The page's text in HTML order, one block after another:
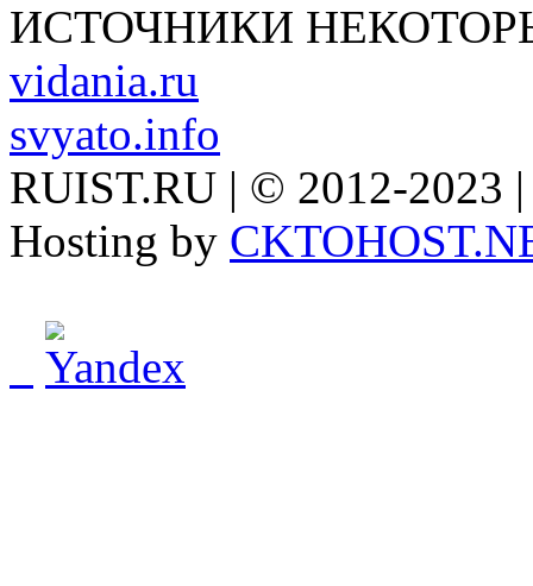
ИСТОЧНИКИ
vidania.ru
svyato.info
RUIST.RU | © 2012-2023
Hosting by